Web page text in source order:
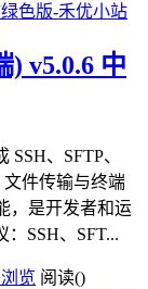
) v5.0.6 中
、SFTP、
件传输与终端
，是开发者和运
SSH、SFT...
览 阅读()